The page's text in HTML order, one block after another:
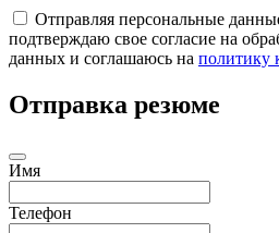
Отправляя персональные
подтверждаю свое согласие на
данных и соглашаюсь на политику
Отправка резюме
Имя
Телефон